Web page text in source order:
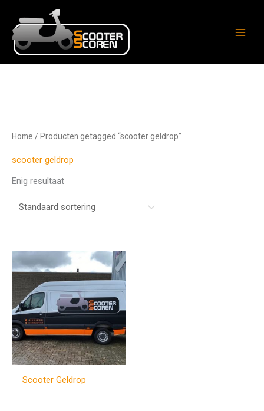
naar
inhoud
Home / Producten getagged “scooter geldrop”
scooter geldrop
Enig resultaat
Scooter Geldrop